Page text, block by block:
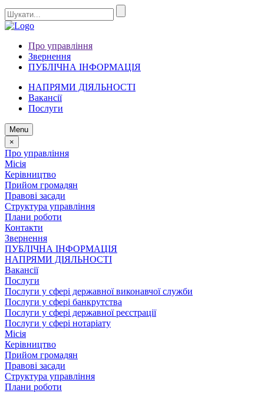
Про управління
Звернення
ПУБЛІЧНА ІНФОРМАЦІЯ
НАПРЯМИ ДІЯЛЬНОСТІ
Вакансії
Послуги
Menu
×
Про управління
Місія
Керівництво
Прийом громадян
Правові засади
Структура управління
Плани роботи
Контакти
Звернення
ПУБЛІЧНА ІНФОРМАЦІЯ
НАПРЯМИ ДІЯЛЬНОСТІ
Вакансії
Послуги
Послуги у сфері державної виконавчої служби
Послуги у сфері банкрутства
Послуги у сфері державної реєстрації
Послуги у сфері нотаріату
Місія
Керівництво
Прийом громадян
Правові засади
Структура управління
Плани роботи